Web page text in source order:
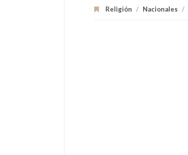
Religión / Nacionales /